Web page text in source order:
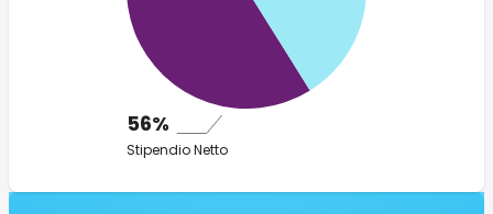
56%
Stipendio Netto